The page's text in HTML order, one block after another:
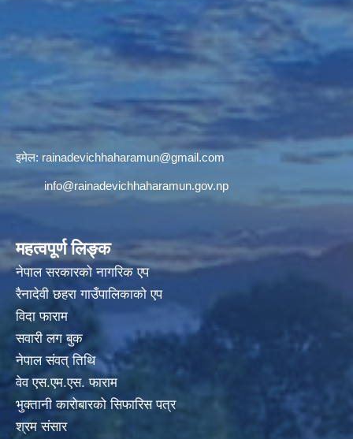
इमेल: rainadevichhaharamun@gmail.com
info@rainadevichhaharamun.gov.np
महत्वपूर्ण लिङ्क
नेपाल सरकारको नागरिक एप
रैनादेवी छहरा गाउँपालिकाको एप
विदा फाराम
सवारी लग बुक
नेपाल संवत् तिथि
वेव एस.एम.एस. फाराम
भुक्तानी कारोबारको सिफारिस पत्र
श्रम संसार